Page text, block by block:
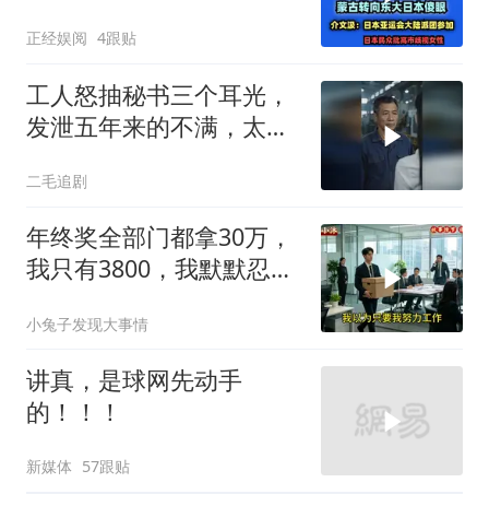
正经娱阅 4跟贴
工人怒抽秘书三个耳光，
发泄五年来的不满，太解
二毛追剧
年终奖全部门都拿30万，
我只有3800，我默默忍
职
小兔子发现大事情
讲真，是球网先动手
的！！！
新媒体 57跟贴